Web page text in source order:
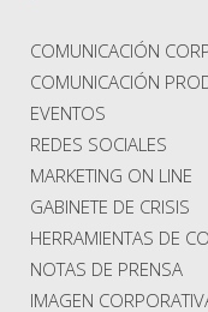
COMUNICACIÓN
COMUNICACIÓN
EVENTOS
REDES SOCIALES
MARKETING ON LINE
GABINETE DE CRISIS
HERRAMIENTAS DE
NOTAS DE PRENSA
IMAGEN